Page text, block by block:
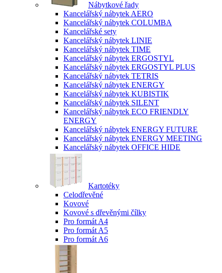
Nábytkové řady
Kancelářský nábytek AERO
Kancelářský nábytek COLUMBA
Kancelářské sety
Kancelářský nábytek LINIE
Kancelářský nábytek TIME
Kancelářský nábytek ERGOSTYL
Kancelářský nábytek ERGOSTYL PLUS
Kancelářský nábytek TETRIS
Kancelářský nábytek ENERGY
Kancelářský nábytek KUBISTIK
Kancelářský nábytek SILENT
Kancelářský nábytek ECO FRIENDLY
ENERGY
Kancelářský nábytek ENERGY FUTURE
Kancelářský nábytek ENERGY MEETING
Kancelářský nábytek OFFICE HIDE
Kartotéky
Celodřevěné
Kovové
Kovové s dřevěnými čílky
Pro formát A4
Pro formát A5
Pro formát A6